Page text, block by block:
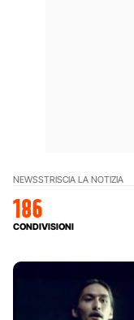
NEWSSTRISCIA LA NOTIZIA
186
CONDIVISIONI